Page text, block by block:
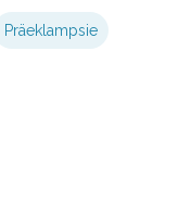
Präeklampsie